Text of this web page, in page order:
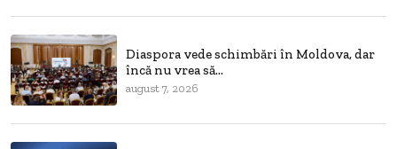
Diaspora vede schimbări în Moldova, dar
încă nu vrea să...
august 7, 2026